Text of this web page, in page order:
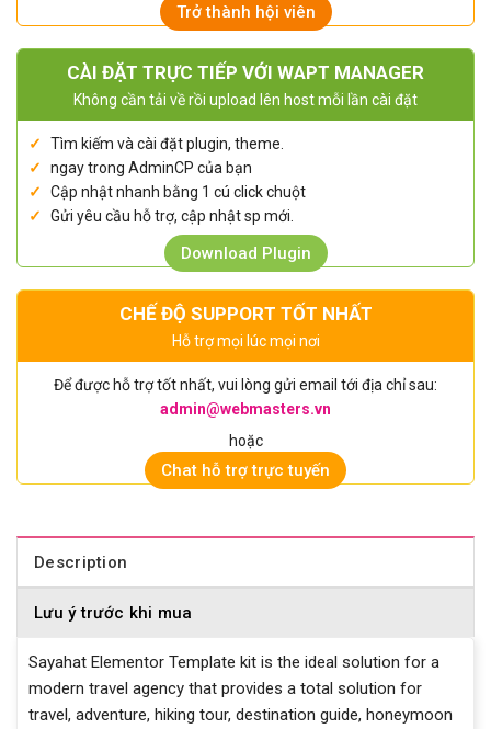
Trở thành hội viên
CÀI ĐẶT TRỰC TIẾP VỚI WAPT MANAGER
Không cần tải về rồi upload lên host mỗi lần cài đặt
Tìm kiếm và cài đặt plugin, theme.
ngay trong AdminCP của bạn
Cập nhật nhanh bằng 1 cú click chuột
Gửi yêu cầu hỗ trợ, cập nhật sp mới.
Download Plugin
CHẾ ĐỘ SUPPORT TỐT NHẤT
Hỗ trợ mọi lúc mọi nơi
Để được hỗ trợ tốt nhất, vui lòng gửi email tới địa chỉ sau:
admin@webmasters.vn
hoặc
Chat hỗ trợ trực tuyến
Description
Lưu ý trước khi mua
Sayahat Elementor Template kit is the ideal solution for a
modern travel agency that provides a total solution for
travel, adventure, hiking tour, destination guide, honeymoon